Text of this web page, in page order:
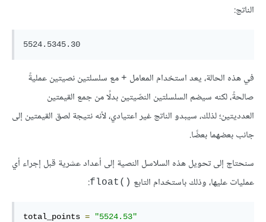
الناتج:
5524.5345.30
في هذه الحالة، يعد استخدام المعامل + مع سلسلتين نصيتين عمليةً
صالحةً، لكنه سيضم السلسلتين النصّيتين بدلًا من جمع القيمتين
العدديتين؛ لذلك، سيبدو الناتج غير اعتيادي، لأنه نتيجة لصق القيمتين إلى
جانب بعضهما بعضًا.
سنحتاج إلى تحويل هذه السلاسل النصية إلى أعداد عشرية قبل إجراء أي
عمليات عليها، وذلك باستخدام التابع float()
total_points = "5524.53"